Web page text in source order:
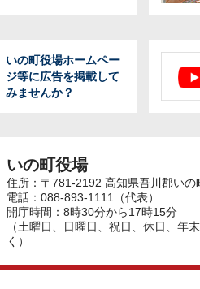
いの町役場ホームペー
ジ等に広告を掲載して
みませんか？
いの町役場
住所：〒781-2192 高知県吾川郡いの
電話：088-893-1111（代表）
開庁時間：8時30分から17時15分
（土曜日、日曜日、祝日、休日、年
く）